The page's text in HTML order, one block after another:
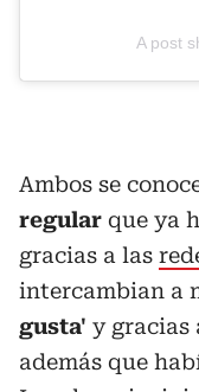
A post
Ambos se
regular que ya
gracias a las
intercambian a
gusta' y gracias
además que